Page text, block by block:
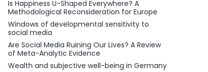
Is Happiness U-Shaped Everywhere? A
Methodological Reconsideration for Europe
Windows of developmental sensitivity to
social media
Are Social Media Ruining Our Lives? A Review
of Meta-Analytic Evidence
Wealth and subjective well-being in Germany